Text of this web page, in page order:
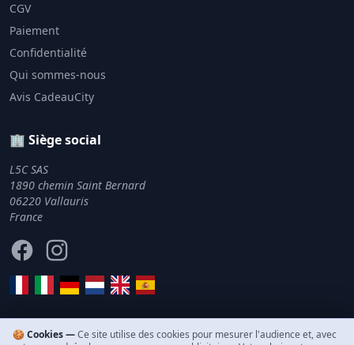
CGV
Paiement
Confidentialité
Qui sommes-nous
Avis CadeauCity
🏢 Siège social
L5C SAS
1890 chemin Saint Bernard
06220 Vallauris
France
FacebookInstagram
🍪 Cookies —Ce site utilise des cookies pour mesurer l'audience et, avec